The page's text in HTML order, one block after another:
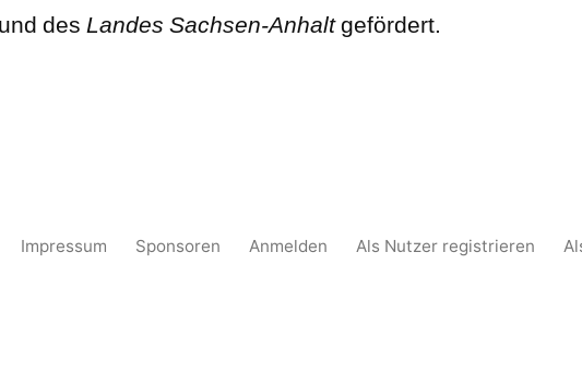
und desLandes Sachsen-Anhaltgefördert.
Impressum Sponsoren Anmelden Als Nutzer registrieren